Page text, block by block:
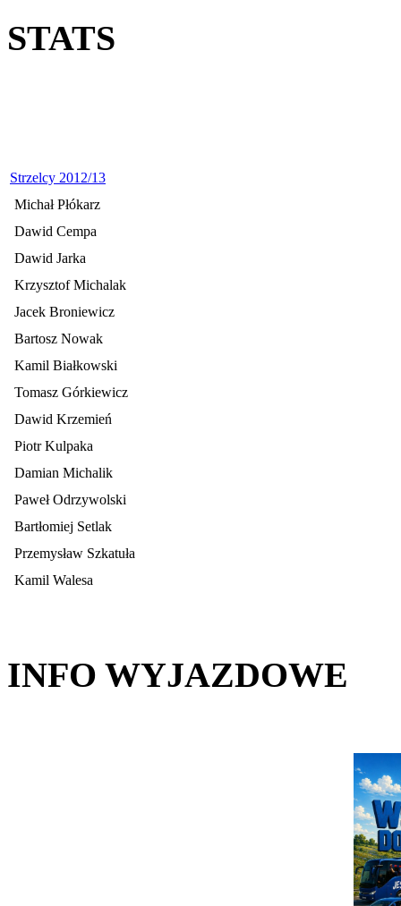
STATS
Strzelcy 2012/13
Michał Płókarz
Dawid Cempa
Dawid Jarka
Krzysztof Michalak
Jacek Broniewicz
Bartosz Nowak
Kamil Białkowski
Tomasz Górkiewicz
Dawid Krzemień
Piotr Kulpaka
Damian Michalik
Paweł Odrzywolski
Bartłomiej Setlak
Przemysław Szkatuła
Kamil Walesa
INFO WYJAZDOWE